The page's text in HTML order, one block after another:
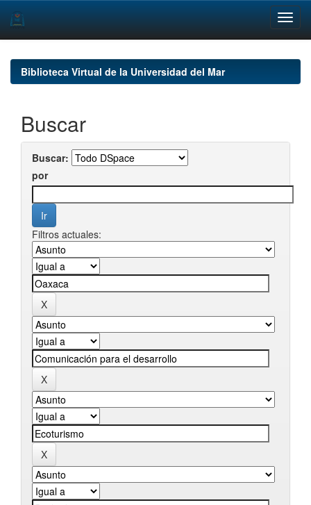
navigationBiblioteca Virtual de la Universidad del Mar
Buscar
Buscar:
por
Filtros actuales: